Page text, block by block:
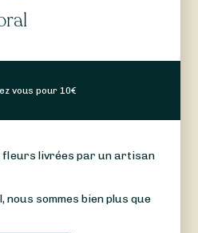
vous pour10€
fleurs livrées par un artisan
nous sommes bien plus que